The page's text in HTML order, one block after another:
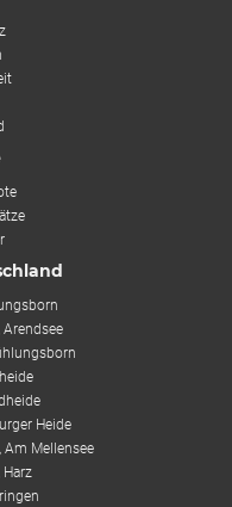
Heide
Am Mellensee
Harz